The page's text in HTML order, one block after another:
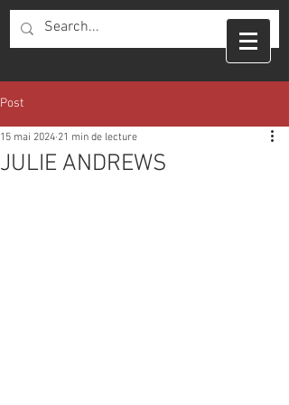
Post
JULIE ANDREWS
15 mai 2024 21 min de lecture